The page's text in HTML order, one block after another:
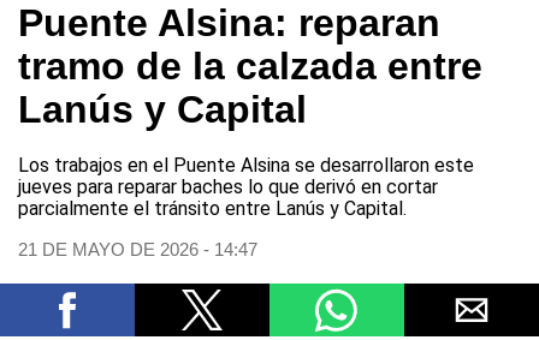
Puente Alsina: reparan
tramo de la calzada entre
Lanús y Capital
Los trabajos en el Puente Alsina se desarrollaron este
jueves para reparar baches lo que derivó en cortar
parcialmente el tránsito entre Lanús y Capital.
21 DE MAYO DE 2026 - 14:47